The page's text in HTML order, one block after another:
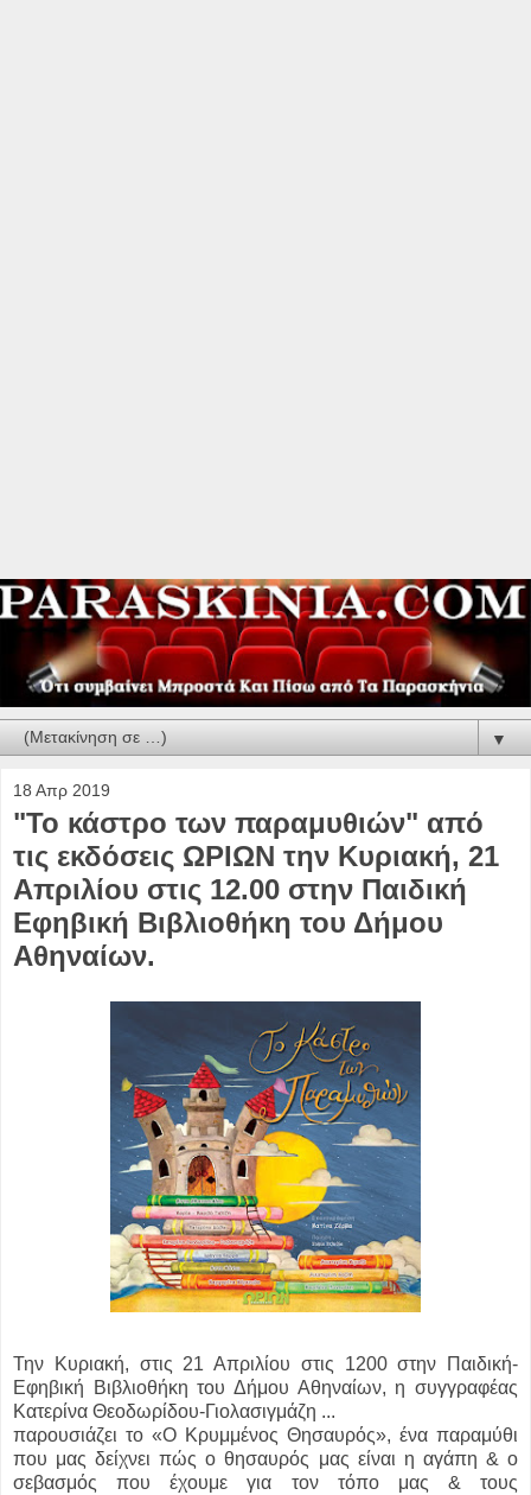
▼
18 Απρ 2019
"Το κάστρο των παραμυθιών" από
τις εκδόσεις ΩΡΙΩΝ την Κυριακή, 21
Απριλίου στις 12.00 στην Παιδική
Εφηβική Βιβλιοθήκη του Δήμου
Αθηναίων.
Την Κυριακή, στις 21 Απριλίου στις 1200 στην Παιδική-
Εφηβική Βιβλιοθήκη του Δήμου Αθηναίων, η συγγραφέας
Κατερίνα Θεοδωρίδου-Γιολασιγμάζη ...
παρουσιάζει το «Ο Κρυμμένος Θησαυρός», ένα παραμύθι
που μας δείχνει πώς ο θησαυρός μας είναι η αγάπη & ο
σεβασμός που έχουμε για τον τόπο μας & τους